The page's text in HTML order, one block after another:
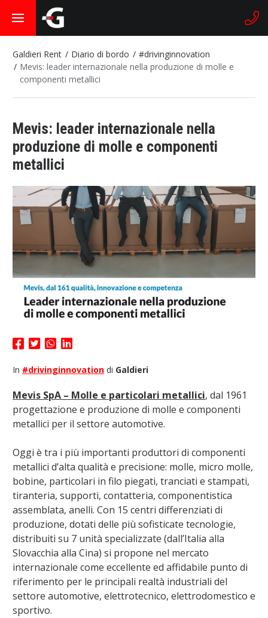
Galdieri Rent Diario di bordo
#drivinginnovation
Mevis: leader internazionale nella produzione di molle e
componenti metallici
Mevis: leader internazionale nella
produzione di molle e componenti
metallici
In #drivinginnovationdi Galdieri
Mevis SpA – Molle e particolari metallici, dal 1961
progettazione e produzione di molle e componenti
metallici per il settore automotive.
Oggi è tra i più importanti produttori di componenti
metallici d’alta qualità e precisione: molle, micro molle,
bobine, particolari in filo piegati, tranciati e stampati,
tiranteria, supporti, contatteria, componentistica
assemblata, anelli. Con 15 centri differenziati di
produzione, dotati delle più sofisticate tecnologie,
distribuiti su 7 unità specializzate (dall’Italia alla
Slovacchia alla Cina) si propone nel mercato
internazionale come eccellente ed affidabile punto di
riferimento per le principali realtà industriali del
settore automotive, elettrotecnico, elettrodomestico e
sportivo.